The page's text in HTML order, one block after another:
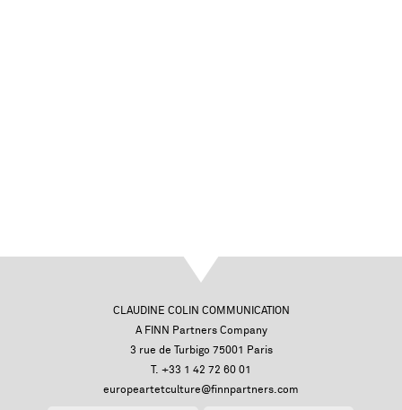
CLAUDINE COLIN COMMUNICATION
A FINN Partners Company
3 rue de Turbigo 75001 Paris
T. +33 1 42 72 60 01
europeartetculture@finnpartners.com